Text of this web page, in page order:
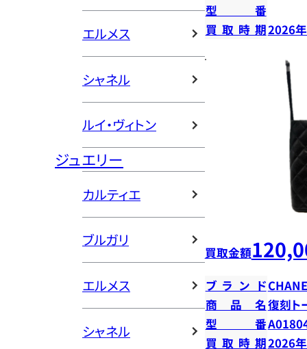
エルメス
シャネル
ルイ・ヴィトン
ジュエリー
カルティエ
ブルガリ
エルメス
シャネル
型番
買取時期2026
買取金額
ブランド
商品名復刻ト
型番
買取時期2026